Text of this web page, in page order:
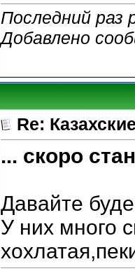
Последний раз
Добавлено
Re:
... скоро
Давайте
У них много